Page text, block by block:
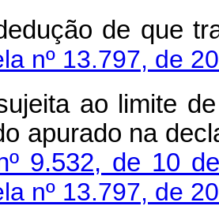
de que
nº 13.797, de
ao limite
apurado na
9.532, de 10
nº 13.797, de